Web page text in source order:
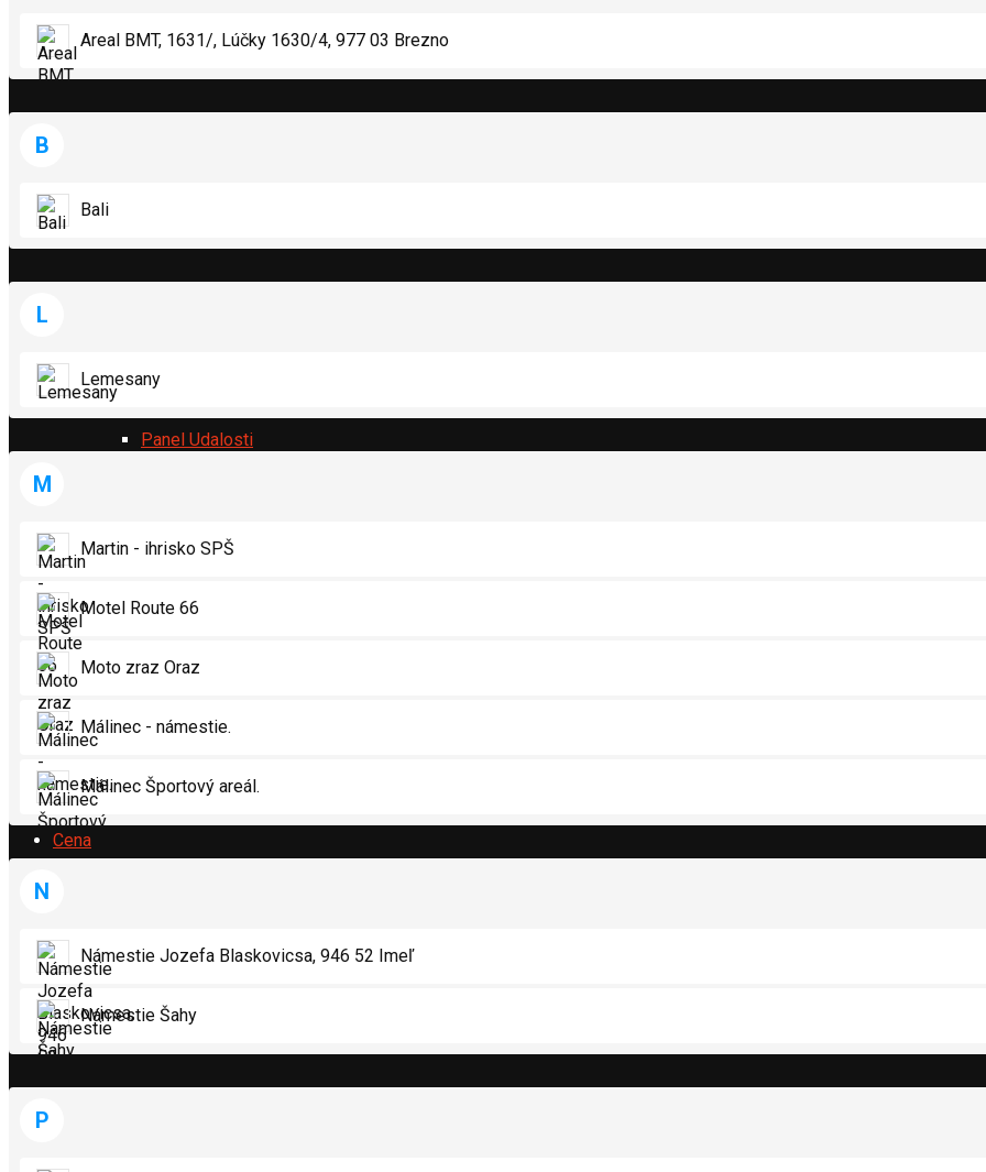
Vytvorenie Udalosti – Návod
Panel Udalosti
Organizátori Udalostí
Informačný panel miesta konania
Cena
Popis produktov
Areal BMT, 1631/, Lúčky 1630/4, 977 03 Brezno
B
Bali
L
Lemesany
M
Martin - ihrisko SPŠ
Motel Route 66
Moto zraz Oraz
Málinec - námestie.
Málinec Športový areál.
N
Námestie Jozefa Blaskovicsa, 946 52 Imeľ
Námestie Šahy
P